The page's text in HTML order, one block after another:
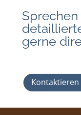
gerne
Kontaktieren